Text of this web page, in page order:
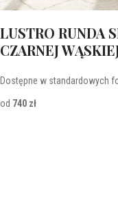
LUSTRO RUNDA
CZARNEJ
Dostępne w standardowych
od 740 zł